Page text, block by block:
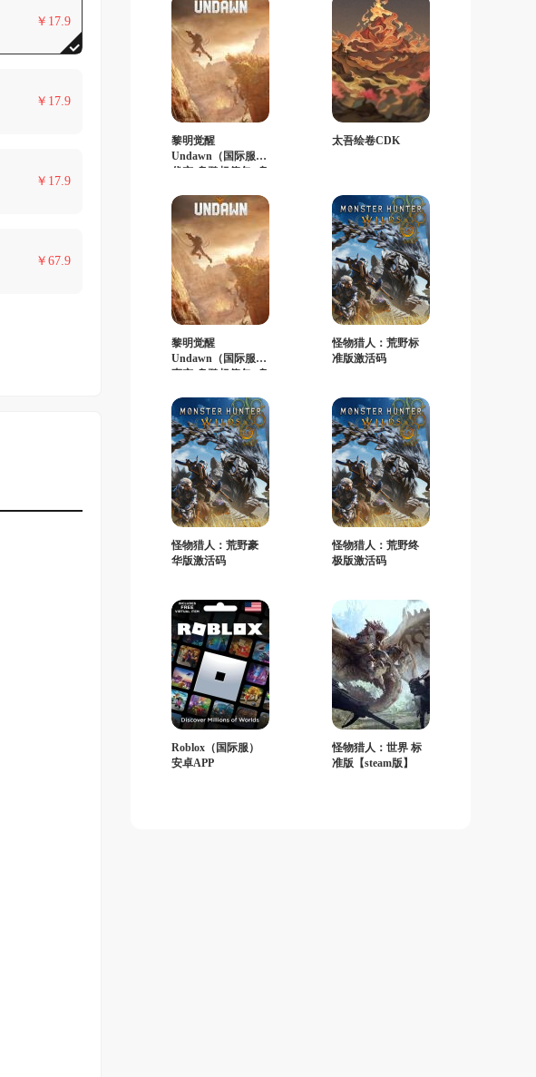
￥ 17.9
￥ 17.9
￥ 17.9
￥ 67.9
黎明觉醒
Undawn（国际服）
代充-乌鸦超值包+乌
包
太吾绘卷CDK
黎明觉醒
Undawn（国际服）
直充-乌鸦超值包+乌
包
怪物猎人：荒野标
准版激活码
怪物猎人：荒野豪
华版激活码
怪物猎人：荒野终
极版激活码
Roblox（国际服）
安卓APP
怪物猎人：世界 标
准版【steam版】